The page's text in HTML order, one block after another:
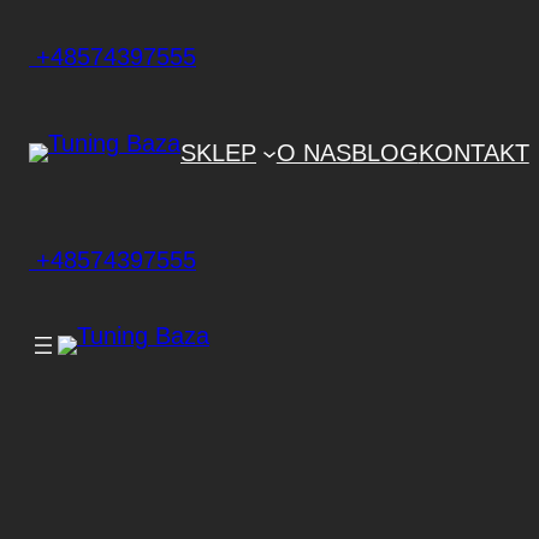
+48574397555
SKLEP O NASBLOGKONTAKT
+48574397555